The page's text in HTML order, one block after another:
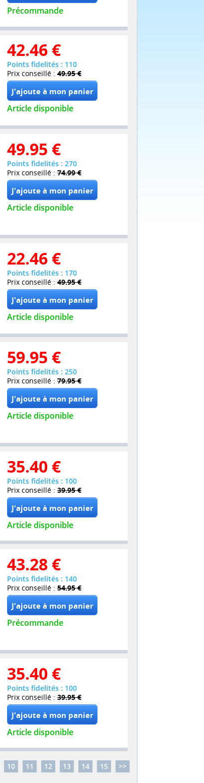
Précommande
42.46 €
Points fidelités : 110
Prix conseillé : 49.95 €
Article disponible
49.95 €
Points fidelités : 270
Prix conseillé : 74.99 €
Article disponible
22.46 €
Points fidelités : 170
Prix conseillé : 49.95 €
Article disponible
59.95 €
Points fidelités : 250
Prix conseillé : 79.95 €
Article disponible
35.40 €
Points fidelités : 100
Prix conseillé : 39.95 €
Article disponible
43.28 €
Points fidelités : 140
Prix conseillé : 54.95 €
Précommande
35.40 €
Points fidelités : 100
Prix conseillé : 39.95 €
Article disponible
10 11 12 13 14 15 >>